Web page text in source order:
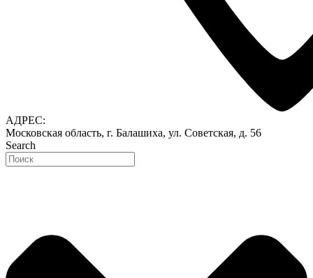
АДРЕС:
Московская область, г. Балашиха, ул. Советская, д. 56
Search